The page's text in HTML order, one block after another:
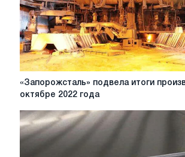
«Запорожсталь»
подвела
производства
в
октябре
«Запорожсталь» подвела итоги
октябре 2022 года